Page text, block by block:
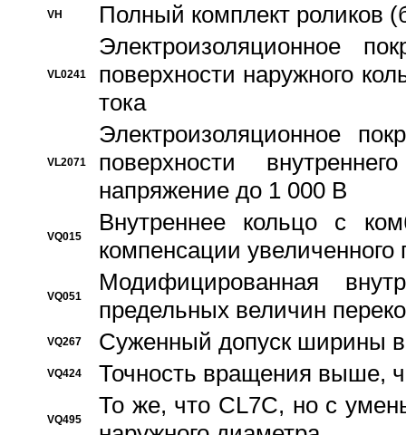
VH Полный комплект роликов
VL0241
Электроизоляционное
поверхности наружного
тока
VL2071
Электроизоляционное
поверхности
напряжение до 1 000 В
VQ015
Bнутреннее кольцо с
компенсации увеличенного
VQ051
Модифицированная
предельных величин
VQ267 Суженный допуск ширины
VQ424 Точность вращения выше,
VQ495
То же, что CL7C, но с